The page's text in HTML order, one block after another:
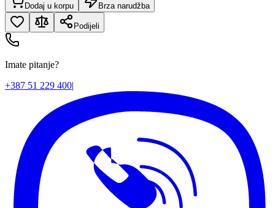
Dodaj u korpu Brza narudžba
Podijeli
Imate pitanje?
+387 51 229 400|